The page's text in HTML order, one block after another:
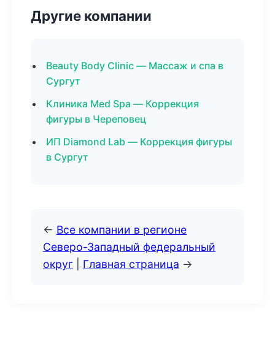
Другие компании
Beauty Body Clinic — Массаж и спа в
Сургут
Клиника Med Spa — Коррекция
фигуры в Череповец
ИП Diamond Lab — Коррекция фигуры
в Сургут
← Все компании в регионе
Северо-Западный федеральный
округ
Главная страница →